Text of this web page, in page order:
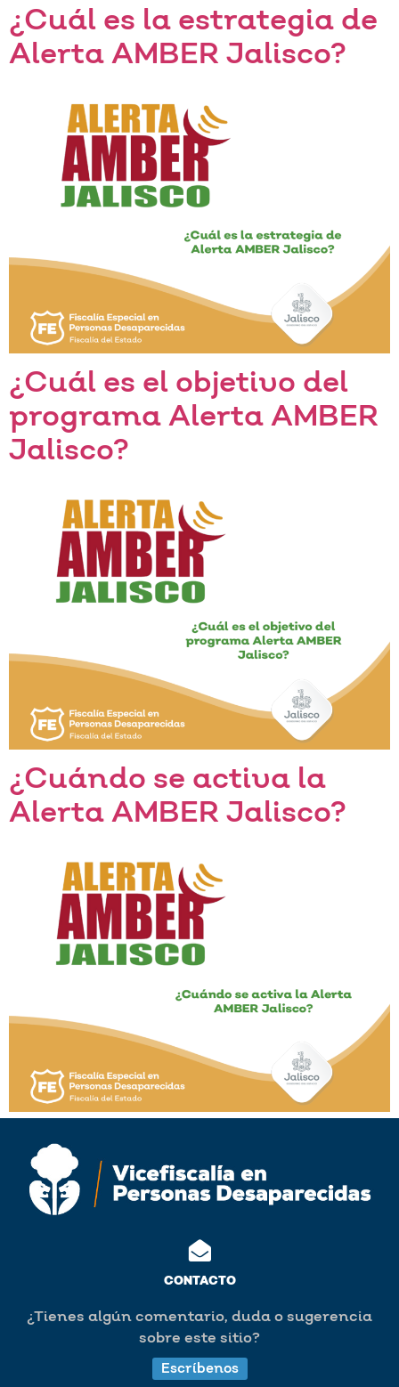
¿Cuál es la estrategia de
Alerta AMBER Jalisco?
¿Cuál es el objetivo del
programa Alerta AMBER
Jalisco?
¿Cuándo se activa la
Alerta AMBER Jalisco?
CONTACTO
¿Tienes algún comentario, duda o sugerencia
sobre este sitio?
Escríbenos